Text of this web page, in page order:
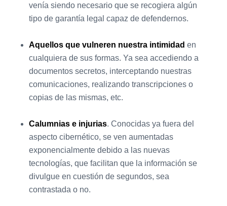
venía siendo necesario que se recogiera algún
tipo de garantía legal capaz de defendernos.
Aquellos que vulneren nuestra intimidad en
cualquiera de sus formas. Ya sea accediendo a
documentos secretos, interceptando nuestras
comunicaciones, realizando transcripciones o
copias de las mismas, etc.
Calumnias e injurias. Conocidas ya fuera del
aspecto cibernético, se ven aumentadas
exponencialmente debido a las nuevas
tecnologías, que facilitan que la información se
divulgue en cuestión de segundos, sea
contrastada o no.